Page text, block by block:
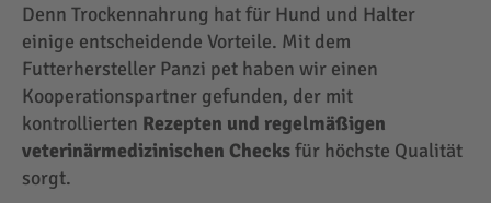
Denn Trockennahrung hat für Hund und Halter
einige entscheidende Vorteile. Mit dem
Futterhersteller Panzi pet haben wir einen
Kooperationspartner gefunden, der mit
kontrollierten Rezepten und regelmäßigen
veterinärmedizinischen Checksfür höchste Qualität
sorgt.